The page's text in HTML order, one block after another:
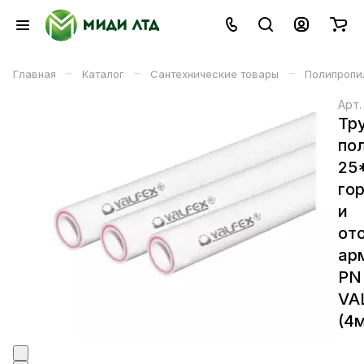
Главная – Каталог – Сантехнические товары –
Арт.
и